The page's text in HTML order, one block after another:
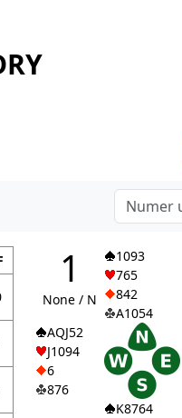
1
None / N
AQJ52
J1094
6
876
1093
765
842
A1054
K8764